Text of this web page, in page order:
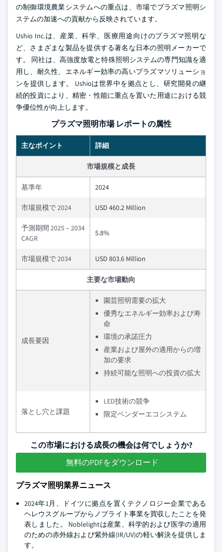
の制御環境農業システムへの重点は、市場でプラズマ照明シ
ステムの加速への貢献から反映されています。
Ushio Inc.は、産業、科学、医療用途向けのプラズマ照明な
ど、さまざまな製品を提供する著名な日本の照明メーカーで
す。 同社は、高強度放電と特殊照明システムの専門知識を適
用し、耐久性、エネルギー効率の高いプラズマソリューショ
ンを提供します。 Ushioは世界中を拠点とし、研究開発の継
続的投資により、精密・性能に重点を置いた用途における競
争優位性が向上します。
プラズマ照明市場 レポートの属性
主なポイント 詳細
市場規模と成長
基準年 2024
市場規模で 2024 USD 460.2 Million
予測期間 2025 – 2034
CAGR
5.8%
市場規模で 2034 USD 803.6 Million
主要な市場動向
成長要因
園芸照明需要の拡大
優秀なエネルギー効率および寿
命
環境の承諾圧力
産業および屋外の適用からの増
加の要求
持続可能な照明への投資の拡大
落とし穴と課題
LED技術の競争
限定ベンダーエコシステム
この市場における成長の機会は何でしょうか?
無料のPDFをダウンロード
プラズマ照明業界ニュース
2024年1月、ドイツに拠点を置くテクノロジー企業である
ヘレウスグループからノブライト事業を買収したことを発
表しました。 Noblelightは産業、科学的および医学の適用
のための赤外線および紫外線(IR/UV)の軽い解決を提供しま
す。